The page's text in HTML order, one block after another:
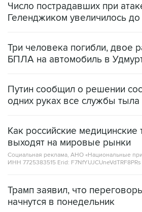
Число пострадавших при
Геленджиком увеличилось
Три человека погибли, двое
БПЛА на автомобиль в
Путин сообщил о решении
одних руках все службы
Как российские медицинские
выходят на мировые рынки
Социальная реклама, АНО «Национальные
ИНН 7725383515 Erid: F7NfYUJCUneVdTRF8PRs
Трамп заявил, что
начнутся в понедельник